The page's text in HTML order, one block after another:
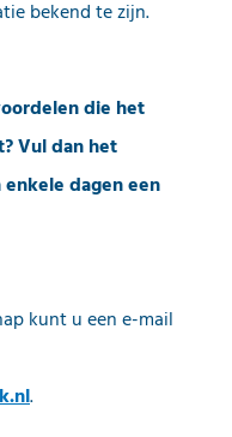
bekend te zijn.
die het
Vul dan het
dagen een
kunt u een e-mail
.